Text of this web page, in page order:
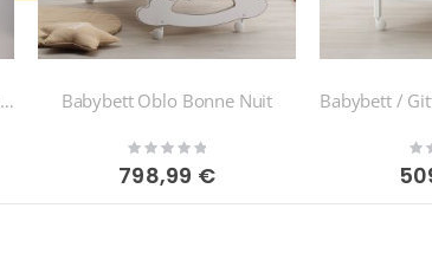
Wickelaufsatz NOA mit Stoffauflage (Universal) Babybett Oblo Bonne Nuit
Rating:
0%
798,99 €
0%